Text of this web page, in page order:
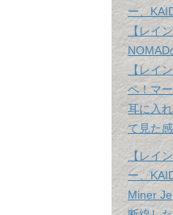
ー、
【レイ
NOMAD
【レイ
ペ！マ
耳に入
て見た
【レイ
ー、
Miner